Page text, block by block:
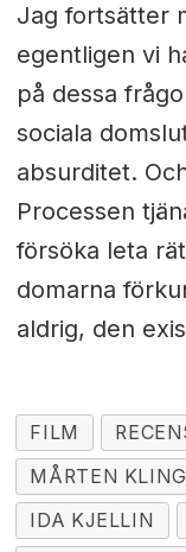
Jag fortsätter
egentligen vi
på dessa
sociala
absurditet.
Processen
försöka leta
domarna
aldrig, den
FILM
MÅRTEN
IDA KJELLIN